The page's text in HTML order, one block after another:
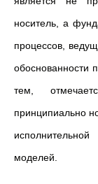
носитель, а
процессов,
обоснованности
тем,
принципиально
моделей.